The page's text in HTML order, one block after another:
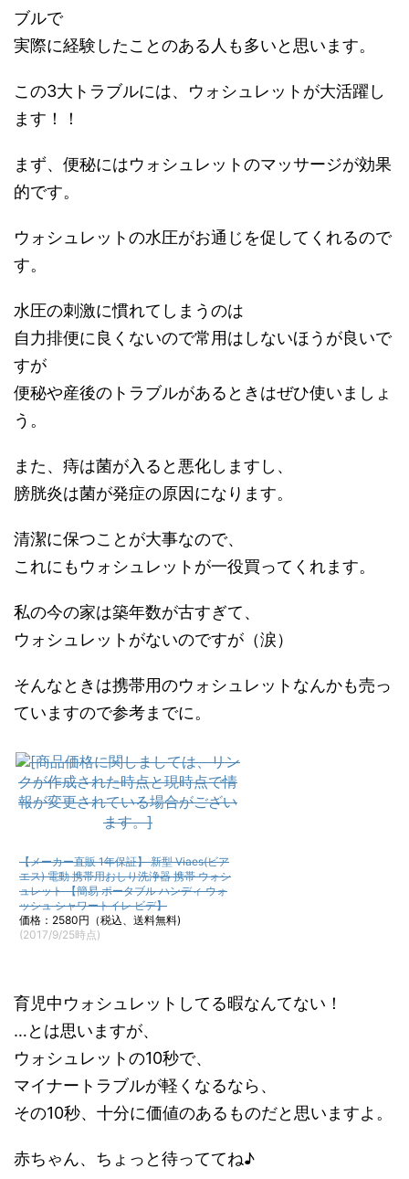
ブルで
実際に経験したことのある人も多いと思います。
この3大トラブルには、ウォシュレットが大活躍し
ます！！
まず、便秘にはウォシュレットのマッサージが効果
的です。
ウォシュレットの水圧がお通じを促してくれるので
す。
水圧の刺激に慣れてしまうのは
自力排便に良くないので常用はしないほうが良いで
すが
便秘や産後のトラブルがあるときはぜひ使いましょ
う。
また、痔は菌が入ると悪化しますし、
膀胱炎は菌が発症の原因になります。
清潔に保つことが大事なので、
これにもウォシュレットが一役買ってくれます。
私の今の家は築年数が古すぎて、
ウォシュレットがないのですが（涙）
そんなときは携帯用のウォシュレットなんかも売っ
ていますので参考までに。
【メーカー直販 1年保証】 新型 Viaes(ビア
エス) 電動 携帯用おしり洗浄器 携帯 ウォシ
ュレット 【簡易 ポータブル ハンディ ウォ
ッシュ シャワートイレ ビデ】
価格：2580円（税込、送料無料)
(2017/9/25時点)
育児中ウォシュレットしてる暇なんてない！
…とは思いますが、
ウォシュレットの10秒で、
マイナートラブルが軽くなるなら、
その10秒、十分に価値のあるものだと思いますよ。
赤ちゃん、ちょっと待っててね♪